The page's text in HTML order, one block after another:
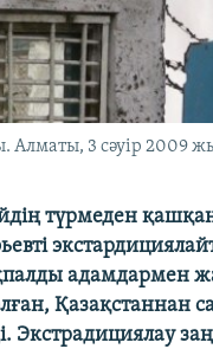
Алматы, 3 сәуір 2009
түрмеден
адамдармен
Қазақстаннан
Экстрадициялау